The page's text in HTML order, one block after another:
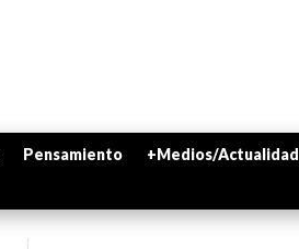
Pensamiento
+Medios/Actualidad